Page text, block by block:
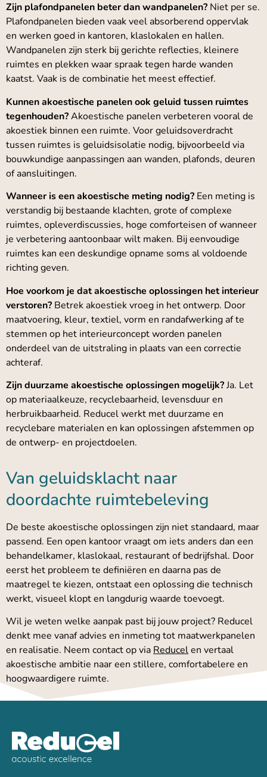
Zijn plafondpanelen beter dan wandpanelen? Niet per se.
Plafondpanelen bieden vaak veel absorberend oppervlak
en werken goed in kantoren, klaslokalen en hallen.
Wandpanelen zijn sterk bij gerichte reflecties, kleinere
ruimtes en plekken waar spraak tegen harde wanden
kaatst. Vaak is de combinatie het meest effectief.
Kunnen akoestische panelen ook geluid tussen ruimtes
tegenhouden?Akoestische panelen verbeteren vooral de
akoestiek binnen een ruimte. Voor geluidsoverdracht
tussen ruimtes is geluidsisolatie nodig, bijvoorbeeld via
bouwkundige aanpassingen aan wanden, plafonds, deuren
of aansluitingen.
Wanneer is een akoestische meting nodig? Een meting is
verstandig bij bestaande klachten, grote of complexe
ruimtes, opleverdiscussies, hoge comforteisen of wanneer
je verbetering aantoonbaar wilt maken. Bij eenvoudige
ruimtes kan een deskundige opname soms al voldoende
richting geven.
Hoe voorkom je dat akoestische oplossingen het interieur
verstoren? Betrek akoestiek vroeg in het ontwerp. Door
maatvoering, kleur, textiel, vorm en randafwerking af te
stemmen op het interieurconcept worden panelen
onderdeel van de uitstraling in plaats van een correctie
achteraf.
Zijn duurzame akoestische oplossingen mogelijk?Ja. Let
op materiaalkeuze, recyclebaarheid, levensduur en
herbruikbaarheid. Reducel werkt met duurzame en
recyclebare materialen en kan oplossingen afstemmen op
de ontwerp- en projectdoelen.
Van geluidsklacht naar
doordachte ruimtebeleving
De beste akoestische oplossingen zijn niet standaard, maar
passend. Een open kantoor vraagt om iets anders dan een
behandelkamer, klaslokaal, restaurant of bedrijfshal. Door
eerst het probleem te definiëren en daarna pas de
maatregel te kiezen, ontstaat een oplossing die technisch
werkt, visueel klopt en langdurig waarde toevoegt.
Wil je weten welke aanpak past bij jouw project? Reducel
denkt mee vanaf advies en inmeting tot maatwerkpanelen
en realisatie. Neem contact op via Reducelen vertaal
akoestische ambitie naar een stillere, comfortabelere en
hoogwaardigere ruimte.